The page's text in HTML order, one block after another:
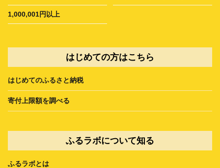
1,000,001円以上
はじめての方はこちら
はじめてのふるさと納税
寄付上限額を調べる
ふるラボについて知る
ふるラボとは